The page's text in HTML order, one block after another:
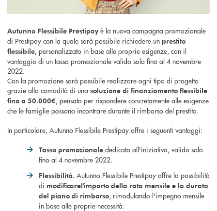
Autunno Flessibile Prestipay è la nuova campagna promozionale
di Prestipay con la quale sarà possibile richiedere un prestito
flessibile, personalizzato in base alle proprie esigenze, con il
vantaggio di un tasso promozionale valido solo fino al 4 novembre
2022.
Con la promozione sarà possibile realizzare ogni tipo di progetto
grazie alla comodità di una soluzione di finanziamento flessibile
fino a 50.000€, pensata per rispondere concretamente alle esigenze
che le famiglie possono incontrare durante il rimborso del prestito.
In particolare, Autunno Flessibile Prestipay offre i seguenti vantaggi:
Tasso promozionale dedicato all'iniziativa, valido solo
fino al 4 novembre 2022.
Flessibilità. Autunno Flessibile Prestipay offre la possibilità
di modificarel'importo della rata mensile e la durata
del piano di rimborso, rimodulando l'impegno mensile
in base alle proprie necessità.